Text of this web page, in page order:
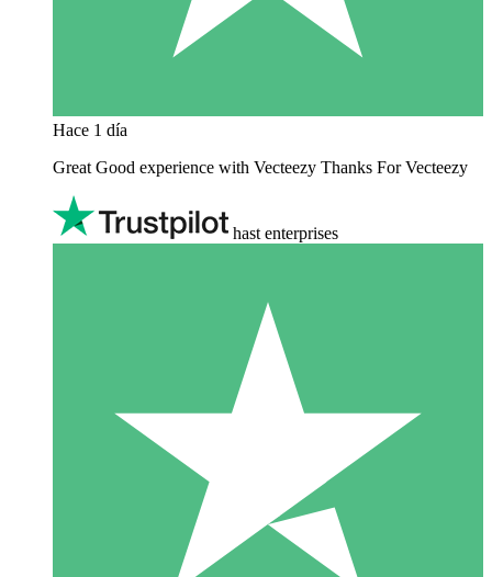
Hace 1 día
Great Good experience with Vecteezy Thanks For Vecteezy
hast enterprises